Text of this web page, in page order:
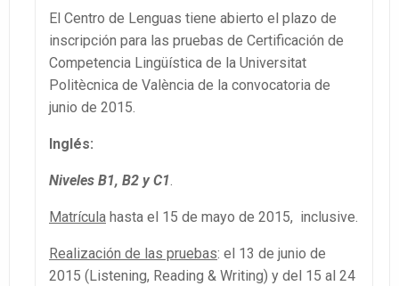
El Centro de Lenguas tiene abierto el plazo de
inscripción para las pruebas de Certificación de
Competencia Lingüística de la Universitat
Politècnica de València de la convocatoria de
junio de 2015.
Inglés:
Niveles B1, B2 y C1.
Matrícula hasta el 15 de mayo de 2015, inclusive.
Realización de las pruebas: el 13 de junio de
2015 (Listening, Reading & Writing) y del 15 al 24